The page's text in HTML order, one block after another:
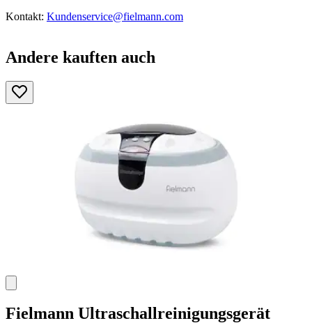
Kontakt: Kundenservice@fielmann.com
Andere kauften auch
Fielmann Ultraschallreinigungsgerät